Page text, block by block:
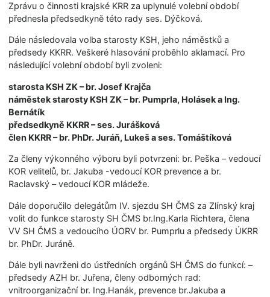
Zprávu o činnosti krajské KRR za uplynulé volební období
přednesla předsedkyně této rady ses. Dýčková.
Dále následovala volba starosty KSH, jeho náměstků a
předsedy KKRR. Veškeré hlasování proběhlo aklamací. Pro
následující volební období byli zvoleni:
starosta KSH ZK – br. Josef Krajča
náměstek starosty KSH ZK – br. Pumprla, Holásek a Ing.
Bernátík
předsedkyně KKRR – ses. Jurášková
člen KKRR – br. PhDr. Juráň, Lukeš a ses. Tomáštíková
Za členy výkonného výboru byli potvrzeni: br. Peška – vedoucí
KOR velitelů, br. Jakuba -vedoucí KOR prevence a br.
Raclavský – vedoucí KOR mládeže.
Dále doporučilo delegátům IV. sjezdu SH ČMS za Zlínský kraj
volit do funkce starosty SH ČMS br.Ing.Karla Richtera, člena
VV SH ČMS a vedoucího ÚORV br. Pumprlu a předsedy ÚKRR
br. PhDr. Juráně.
Dále byli navrženi do ústředních orgánů SH ČMS do funkcí: –
předsedy AZH br. Juřena, členy odborných rad:
vnitroorganizační br. Ing.Hanák, prevence br.Jakuba a